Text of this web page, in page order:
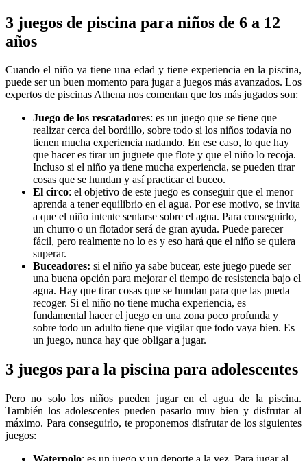
3 juegos de piscina para niños de 6 a 12
años
Cuando el niño ya tiene una edad y tiene experiencia en la piscina,
puede ser un buen momento para jugar a juegos más avanzados. Los
expertos de piscinas Athena nos comentan que los más jugados son:
Juego de los rescatadores: es un juego que se tiene que
realizar cerca del bordillo, sobre todo si los niños todavía no
tienen mucha experiencia nadando. En ese caso, lo que hay
que hacer es tirar un juguete que flote y que el niño lo recoja.
Incluso si el niño ya tiene mucha experiencia, se pueden tirar
cosas que se hundan y así practicar el buceo.
El circo: el objetivo de este juego es conseguir que el menor
aprenda a tener equilibrio en el agua. Por ese motivo, se invita
a que el niño intente sentarse sobre el agua. Para conseguirlo,
un churro o un flotador será de gran ayuda. Puede parecer
fácil, pero realmente no lo es y eso hará que el niño se quiera
superar.
Buceadores: si el niño ya sabe bucear, este juego puede ser
una buena opción para mejorar el tiempo de resistencia bajo el
agua. Hay que tirar cosas que se hundan para que las pueda
recoger. Si el niño no tiene mucha experiencia, es
fundamental hacer el juego en una zona poco profunda y
sobre todo un adulto tiene que vigilar que todo vaya bien. Es
un juego, nunca hay que obligar a jugar.
3 juegos para la piscina para adolescentes
Pero no solo los niños pueden jugar en el agua de la piscina.
También los adolescentes pueden pasarlo muy bien y disfrutar al
máximo. Para conseguirlo, te proponemos disfrutar de los siguientes
juegos: